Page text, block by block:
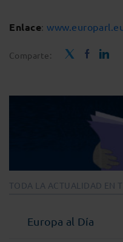
Enlace:
Comparte:
TODA LA ACTUALIDAD EN
Europa al Día